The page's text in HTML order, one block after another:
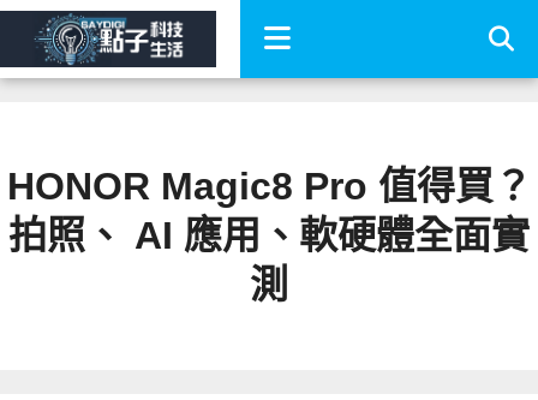
HONOR Magic8 Pro 值得買？
拍照、 AI 應用、軟硬體全面實
測